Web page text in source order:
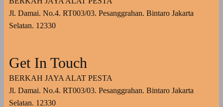
Jl. Damai. No.4. RT003/03. Pesanggrahan. Bintaro Jakarta
Selatan. 12330
Get In Touch
BERKAH JAYA ALAT PESTA
Jl. Damai. No.4. RT003/03. Pesanggrahan. Bintaro Jakarta
Selatan. 12330